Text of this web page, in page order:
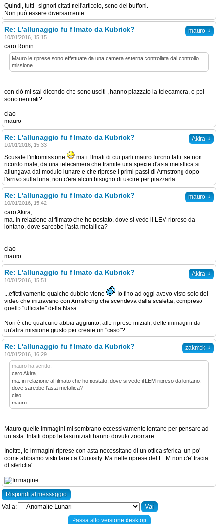
Quindi, tutti i signori citati nell'articolo, sono dei buffoni.
Non può essere diversamente....
mauro ↓
Re: L'allunaggio fu filmato da Kubrick?
10/01/2016, 15:15
caro Ronin.
Mauro le riprese sono effettuate da una camera esterna controllata dal controllo
missione
con ciò mi stai dicendo che sono usciti , hanno piazzato la telecamera, e poi
sono rientrati?
ciao
mauro
Akira ↓
Re: L'allunaggio fu filmato da Kubrick?
10/01/2016, 15:33
Scusate l'intromissione
ma i filmati di cui parli mauro furono fatti, se non
ricordo male, da una telecamera che tramite una specie d'asta metallica si
allungava dal modulo lunare e che riprese i primi passi di Armstrong dopo
l'arrivo sulla luna, non c'era alcun bisogno di uscire per piazzarla
mauro ↓
Re: L'allunaggio fu filmato da Kubrick?
10/01/2016, 15:42
caro Akira,
ma, in relazione al filmato che ho postato, dove si vede il LEM ripreso da
lontano, dove sarebbe l'asta metallica?
ciao
mauro
Akira ↓
Re: L'allunaggio fu filmato da Kubrick?
10/01/2016, 15:51
...effettivamente qualche dubbio viene
Io fino ad oggi avevo visto solo dei
video che iniziavano con Armstrong che scendeva dalla scaletta, compreso
quello "ufficiale" della Nasa..
Non è che qualcuno abbia aggiunto, alle riprese iniziali, delle immagini da
un'altra missione giusto per creare un "caso"?
zakmck ↓
Re: L'allunaggio fu filmato da Kubrick?
10/01/2016, 16:29
mauro ha scritto:
caro Akira,
ma, in relazione al filmato che ho postato, dove si vede il LEM ripreso da lontano,
dove sarebbe l'asta metallica?
ciao
mauro
Mauro quelle immagini mi sembrano eccessivamente lontane per pensare ad
un asta. Infatti dopo le fasi iniziali hanno dovuto zoomare.
Inoltre, le immagini riprese con asta necessitano di un ottica sferica, un po'
come abbiamo visto fare da Curiosity. Ma nelle riprese del LEM non c'e' tracia
di sfericita'.
Rispondi al messaggio
Vai a:
Passa allo versione desktop